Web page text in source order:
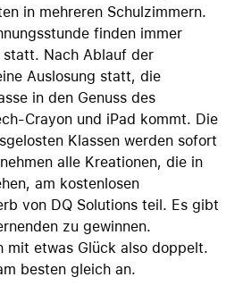
in mehreren Schulzimmern.
finden immer
Nach Ablauf der
Auslosung statt, die
in den Genuss des
Crayon und iPad kommt. Die
Klassen werden sofort
alle Kreationen, die in
am kostenlosen
von DQ Solutions teil. Es gibt
zu gewinnen.
mit etwas Glück also doppelt.
besten gleich an.